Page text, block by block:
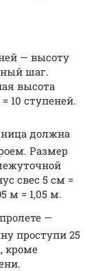
— высоту
шаг.
высота
10 ступеней.
должна
Размер
свес 5 см =
м = 1,05 м.
—
проступи 25
кроме